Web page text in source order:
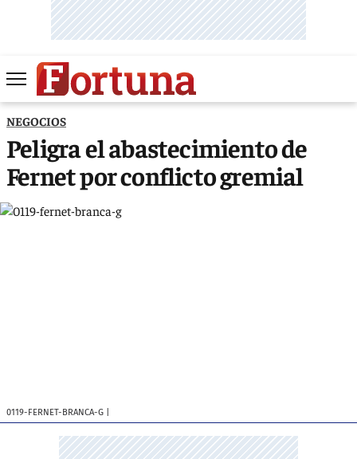
NEGOCIOS
Peligra el abastecimiento de
Fernet por conflicto gremial
0119-FERNET-BRANCA-G